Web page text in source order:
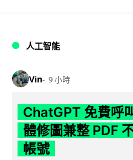
人工智能
Vin 9 小時
ChatGPT 免費呼
體修圖兼整 PDF
帳號